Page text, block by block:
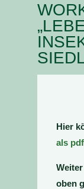
Hier
als pdf
oben